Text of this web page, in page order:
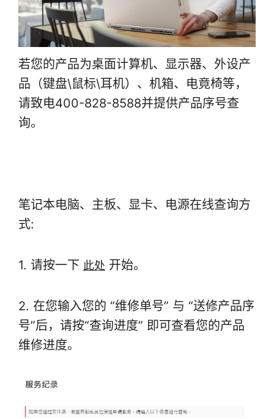
若您的产品为桌面计算机、显示器、外设产
品（键盘\鼠标\耳机）、机箱、电竟椅等，
请致电400-828-8588并提供产品序号查
询。
笔记本电脑、主板、显卡、电源在线查询方
式:
1. 请按一下 此处 开始。
2. 在您输入您的 “维修单号” 与 “送修产品序
号”后，请按“查询进度” 即可查看您的产品
维修进度。